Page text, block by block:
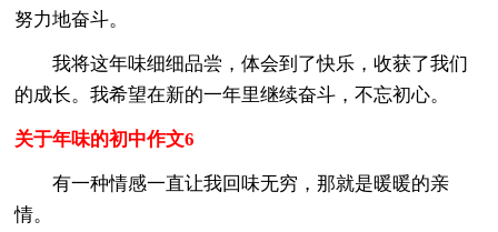
努力地奋斗。
我将这年味细细品尝，体会到了快乐，收获了我们
的成长。我希望在新的一年里继续奋斗，不忘初心。
关于年味的初中作文6
有一种情感一直让我回味无穷，那就是暖暖的亲
情。